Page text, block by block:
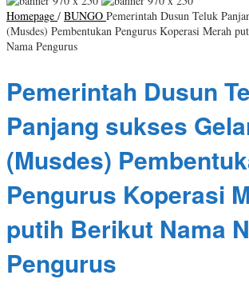
Homepage / BUNGO Pemerintah Dusun Teluk
(Musdes) Pembentukan Pengurus Koperasi Merah
Nama Pengurus
Pemerintah Dusun
Panjang sukses
(Musdes)
Pengurus Koperasi
putih Berikut Nama
Pengurus